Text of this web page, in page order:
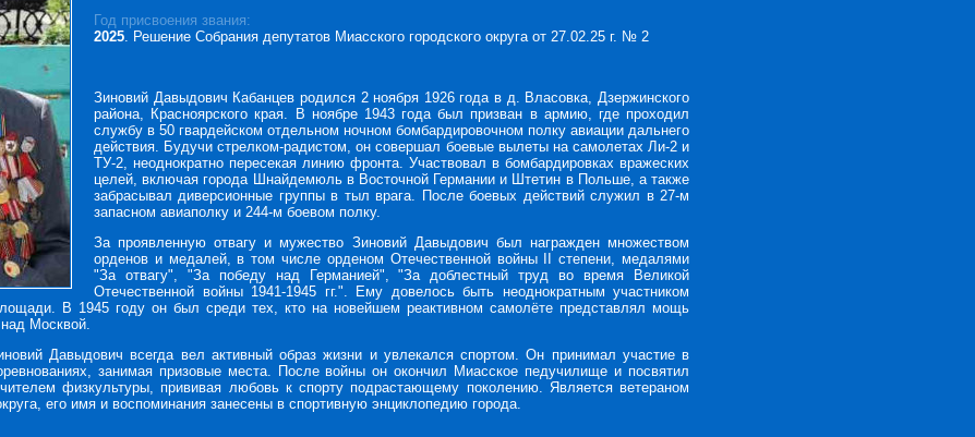
Год присвоения звания:
2025. Решение Собрания депутатов Миасского городского округа от 27.02.25 г. № 2
Зиновий Давыдович Кабанцев родился 2 ноября 1926 года в д. Власовка, Дзержинского
района, Красноярского края. В ноябре 1943 года был призван в армию, где проходил
службу в 50 гвардейском отдельном ночном бомбардировочном полку авиации дальнего
действия. Будучи стрелком-радистом, он совершал боевые вылеты на самолетах Ли-2 и
ТУ-2, неоднократно пересекая линию фронта. Участвовал в бомбардировках вражеских
целей, включая города Шнайдемюль в Восточной Германии и Штетин в Польше, а также
забрасывал диверсионные группы в тыл врага. После боевых действий служил в 27-м
запасном авиаполку и 244-м боевом полку.
За проявленную отвагу и мужество Зиновий Давыдович был награжден множеством
орденов и медалей, в том числе орденом Отечественной войны II степени, медалями
"За отвагу", "За победу над Германией", "За доблестный труд во время Великой
Отечественной войны 1941-1945 гг.". Ему довелось быть неоднократным участником
В 1945 году он был среди тех, кто на новейшем реактивном самолёте представлял мощь
Москвой.
Давыдович всегда вел активный образ жизни и увлекался спортом. Он принимал участие в
занимая призовые места. После войны он окончил Миасское педучилище и посвятил
физкультуры, прививая любовь к спорту подрастающему поколению. Является ветераном
его имя и воспоминания занесены в спортивную энциклопедию города.